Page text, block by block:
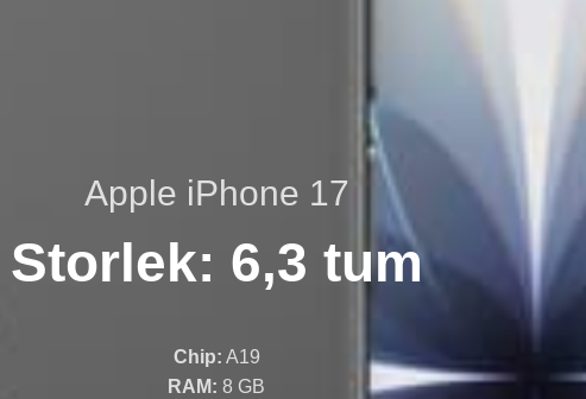
Apple iPhone 17
Storlek: 6,3 tum
Chip: A19
RAM: 8 GB